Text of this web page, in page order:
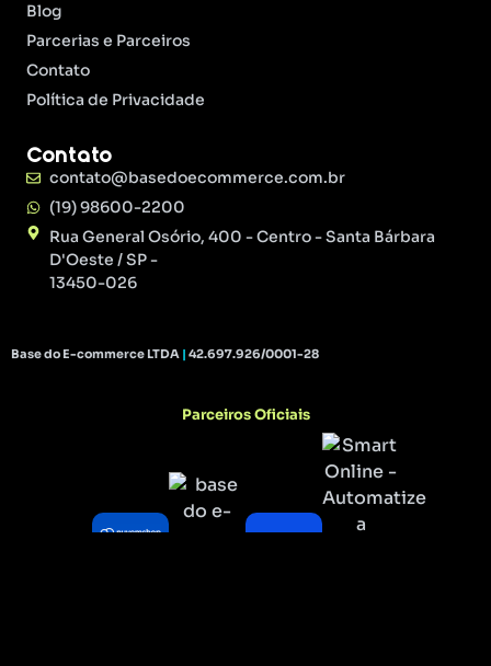
Blog
Parcerias e Parceiros
Contato
Política de Privacidade
Contato
contato@basedoecommerce.com.br
(19) 98600-2200
Rua General Osório, 400 - Centro - Santa Bárbara
D'Oeste / SP -
13450-026
Base do E-commerce LTDA | 42.697.926/0001-28
Parceiros Oficiais